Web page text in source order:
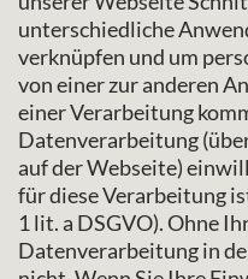
unterschiedliche
verknüpfen und um
von einer zur anderen
einer Verarbeitung
Datenverarbeitung
auf der Webseite)
für diese Verarbeitung
1 lit. a DSGVO). Ohne
Datenverarbeitung in